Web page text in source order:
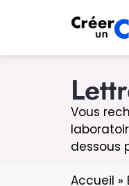
Vous
dessous
Accueil »